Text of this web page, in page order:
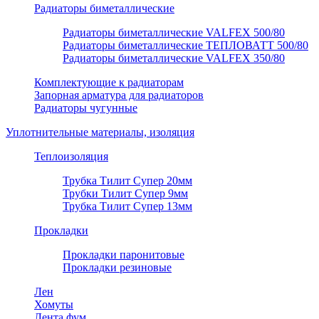
Радиаторы биметаллические
Радиаторы биметаллические VALFEX 500/80
Радиаторы биметаллические ТЕПЛОВАТТ 500/80
Радиаторы биметаллические VALFEX 350/80
Комплектующие к радиаторам
Запорная арматура для радиаторов
Радиаторы чугунные
Уплотнительные материалы, изоляция
Теплоизоляция
Трубка Тилит Супер 20мм
Трубки Тилит Супер 9мм
Трубка Тилит Супер 13мм
Прокладки
Прокладки паронитовые
Прокладки резиновые
Лен
Хомуты